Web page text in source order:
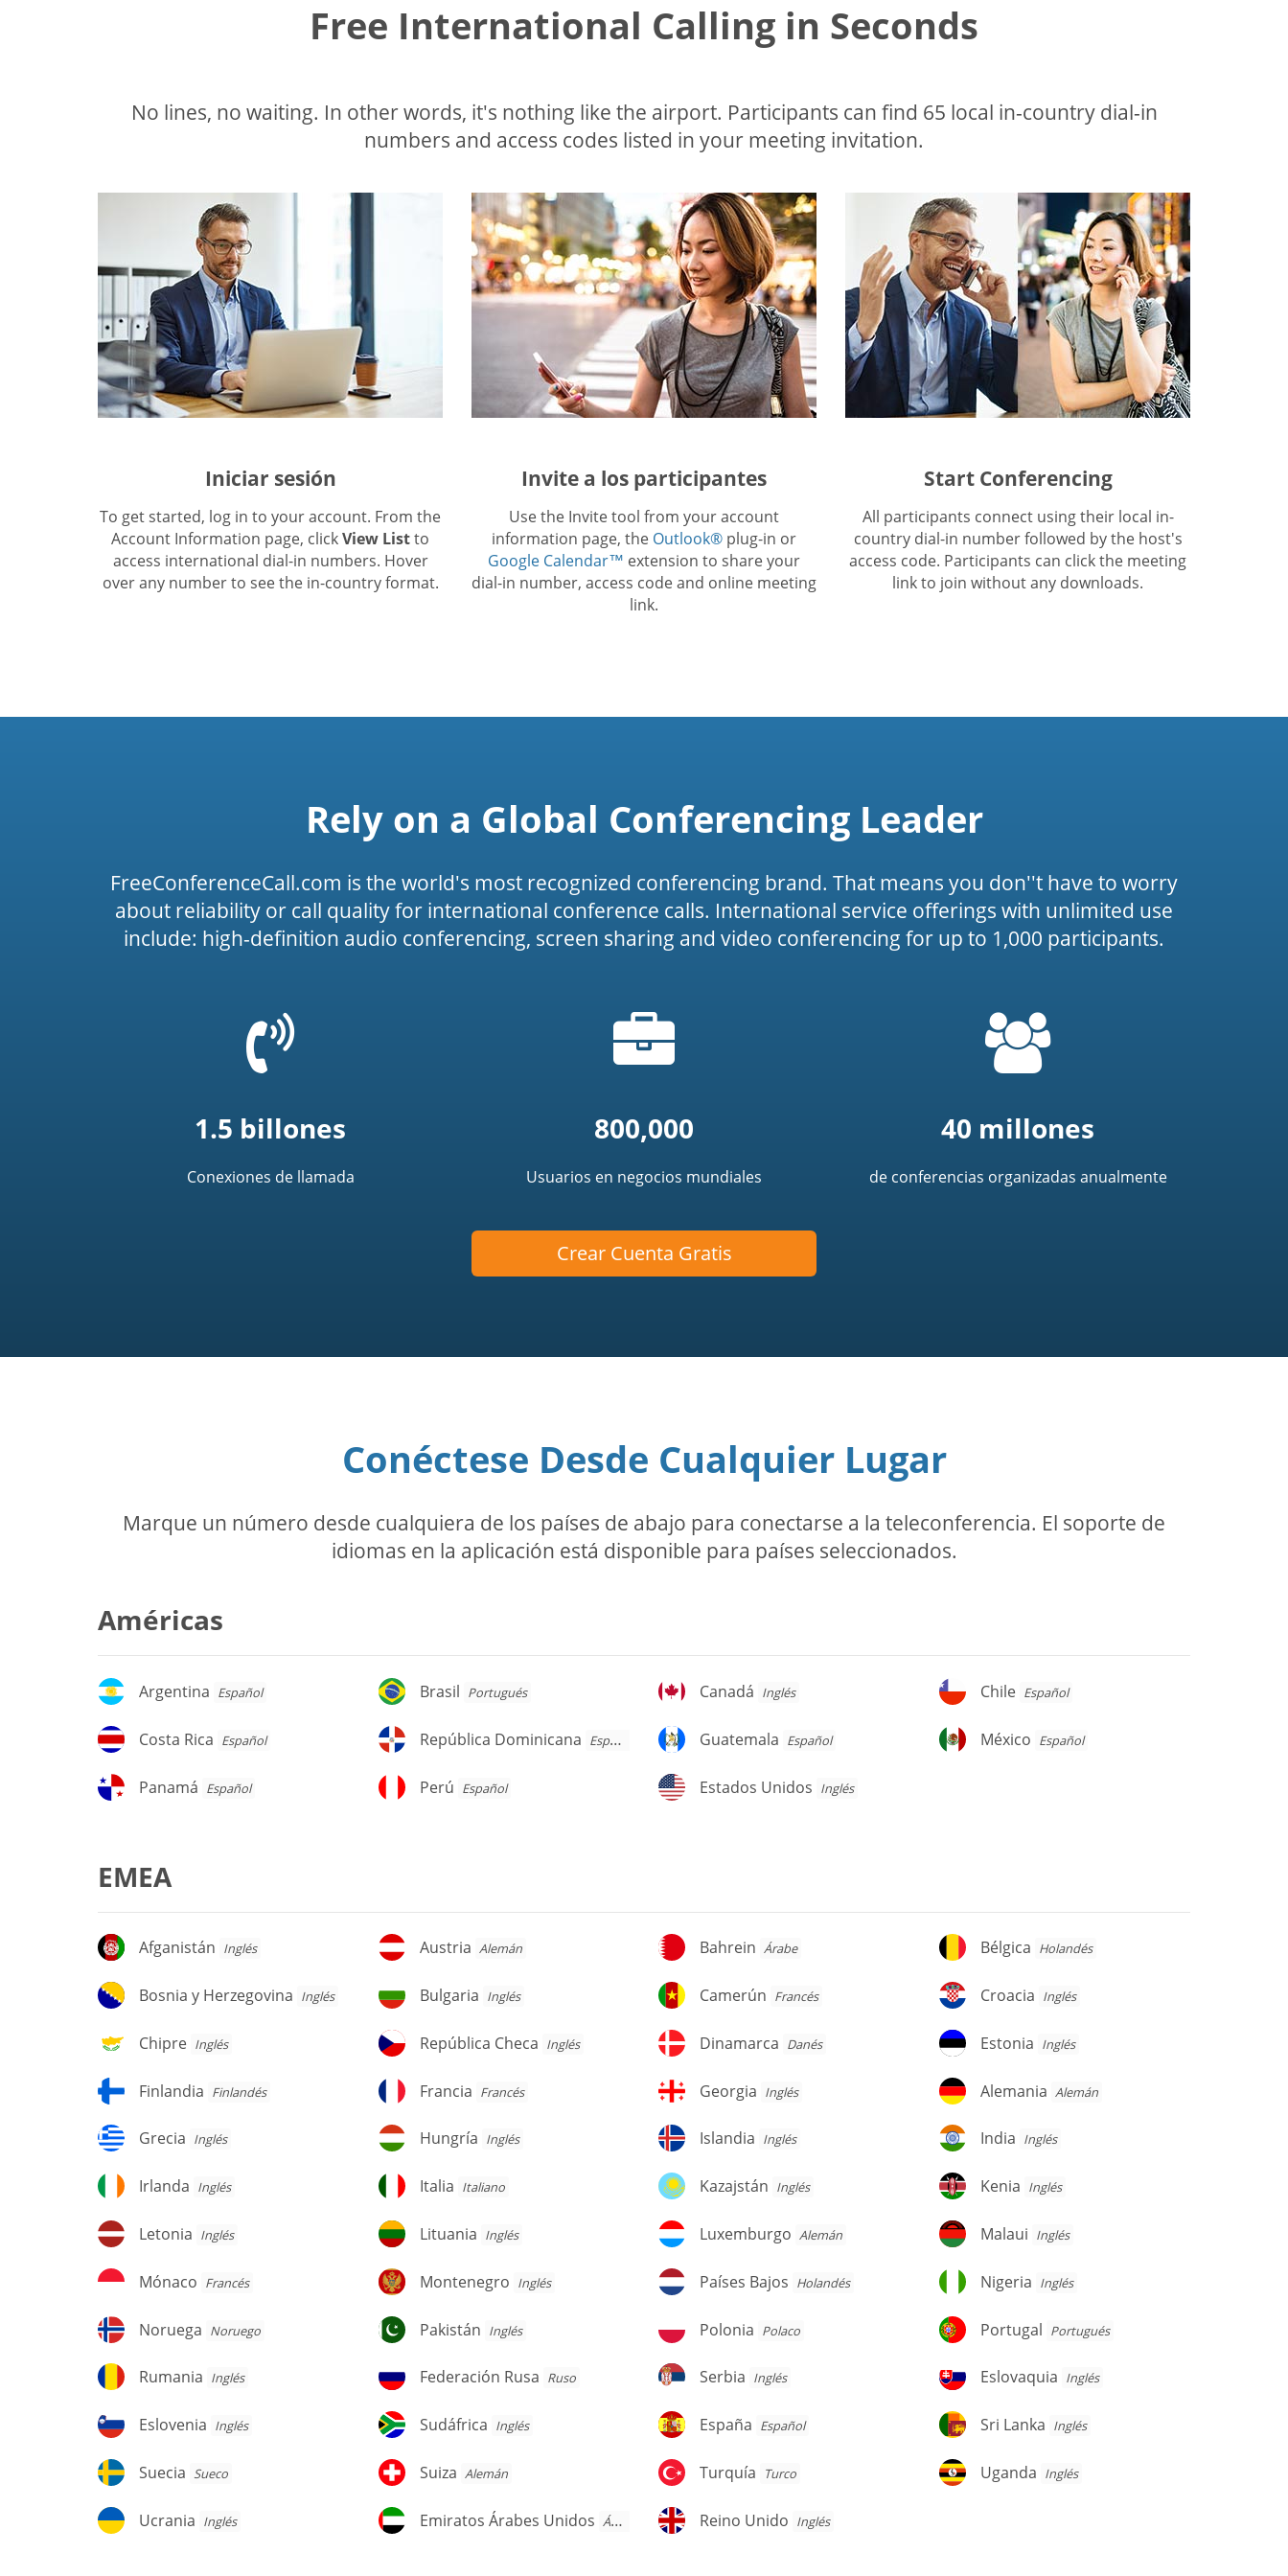
Free International Calling in Seconds
No lines, no waiting. In other words, it's nothing like the airport. Participants can find 65 local in-country dial-in
numbers and access codes listed in your meeting invitation.
Iniciar sesión
To get started, log in to your account. From the
Account Information page, clickView Listto
access international dial-in numbers. Hover
over any number to see the in-country format.
Invite a los participantes
Use the Invite tool from your account
information page, the Outlook® plug-in or
Google Calendar™ extension to share your
dial-in number, access code and online meeting
link.
Start Conferencing
All participants connect using their local in-
country dial-in number followed by the host's
access code. Participants can click the meeting
link to join without any downloads.
Rely on a Global Conferencing Leader
FreeConferenceCall.com is the world's most recognized conferencing brand. That means you don''t have to worry
about reliability or call quality for international conference calls. International service offerings with unlimited use
include: high-definition audio conferencing, screen sharing and video conferencing for up to 1,000 participants.
t('common.phone_icon')
1.5 billones
Conexiones de llamada
de
portafolio
800,000
Usuarios en negocios mundiales
40 millones
de conferencias organizadas anualmente
Crear Cuenta Gratis
Conéctese Desde Cualquier Lugar
Marque un número desde cualquiera de los países de abajo para conectarse a la teleconferencia. El soporte de
idiomas en la aplicación está disponible para países seleccionados.
Américas
Argentina
Argentina Español Brasil
Brasil Portugués Canadá
Canadá Inglés Chile
Chile Español
Costa
Costa Rica Español
República
República Dominicana Español Guatemala
Guatemala Español México
México Español
Panamá
Panamá Español Perú
Perú Español
Estados
Estados Unidos Inglés
EMEA
Afganistán
Afganistán Inglés Austria
Austria Alemán Bahrein
Bahrein Árabe Bélgica
Bélgica Holandés
Bosnia
Herzegovina
Bosnia y Herzegovina Inglés Bulgaria
Bulgaria Inglés Camerún
Camerún Francés Croacia
Croacia Inglés
Chipre
Chipre Inglés
República
República Checa Inglés Dinamarca
Dinamarca Danés Estonia
Estonia Inglés
Finlandia
Finlandia Finlandés Francia
Francia Francés Georgia
Georgia Inglés Alemania
Alemania Alemán
Grecia
Grecia Inglés Hungría
Hungría Inglés Islandia
Islandia Inglés India
India Inglés
Irlanda
Irlanda Inglés Italia
Italia Italiano Kazajstán
Kazajstán Inglés Kenia
Kenia Inglés
Letonia
Letonia Inglés Lituania
Lituania Inglés Luxemburgo
Luxemburgo Alemán Malaui
Malaui Inglés
Mónaco
Mónaco Francés Montenegro
Montenegro Inglés
Países
Países Bajos Holandés Nigeria
Nigeria Inglés
Noruega
Noruega Noruego Pakistán
Pakistán Inglés Polonia
Polonia Polaco Portugal
Portugal Portugués
Rumania
Rumania Inglés
Federación
Federación Rusa Ruso Serbia
Serbia Inglés Eslovaquia
Eslovaquia Inglés
Eslovenia
Eslovenia Inglés Sudáfrica
Sudáfrica Inglés España
España Español
Sri
Sri Lanka Inglés
Suecia
Suecia Sueco Suiza
Suiza Alemán Turquía
Turquía Turco Uganda
Uganda Inglés
Ucrania
Ucrania Inglés
Emiratos
Emiratos Árabes Unidos Árabe
Reino
Reino Unido Inglés